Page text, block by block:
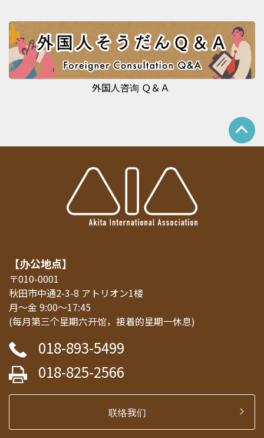
外国人咨询 Ｑ＆Ａ
【办公地点】
〒010-0001
秋田市中通2-3-8 アトリオン1楼
月～金 9:00～17:45
(每月第三个星期六开馆，接着的星期一休息)
018-893-5499
018-825-2566
联络我们